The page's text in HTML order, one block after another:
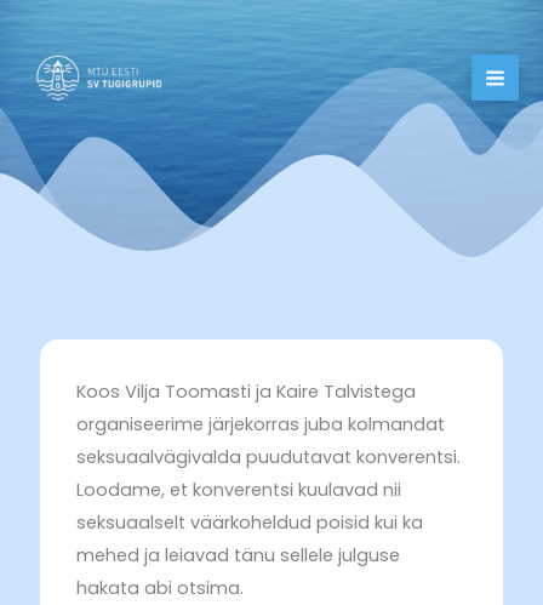
Skip
content
Koos Vilja Toomasti ja Kaire Talvistega
organiseerime järjekorras juba kolmandat
seksuaalvägivalda puudutavat konverentsi.
Loodame, et konverentsi kuulavad nii
seksuaalselt väärkoheldud poisid kui ka
mehed ja leiavad tänu sellele julguse
hakata abi otsima.